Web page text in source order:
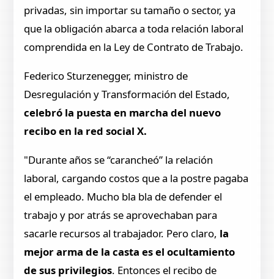
privadas, sin importar su tamaño o sector, ya
que la obligación abarca a toda relación laboral
comprendida en la Ley de Contrato de Trabajo.
Federico Sturzenegger, ministro de
Desregulación y Transformación del Estado,
celebró la puesta en marcha del nuevo
recibo en la red social X.
"Durante años se “carancheó” la relación
laboral, cargando costos que a la postre pagaba
el empleado. Mucho bla bla de defender el
trabajo y por atrás se aprovechaban para
sacarle recursos al trabajador. Pero claro, la
mejor arma de la casta es el ocultamiento
de sus privilegios. Entonces el recibo de